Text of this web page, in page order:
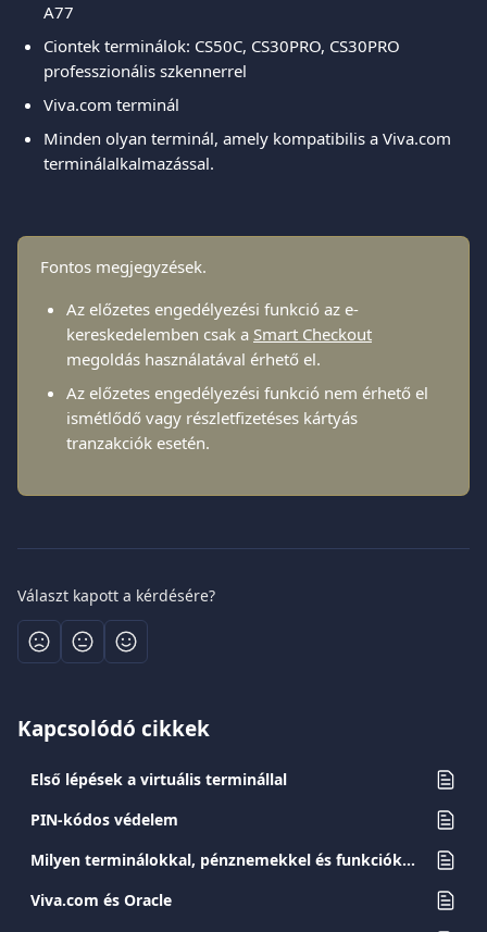
A77
Ciontek terminálok: CS50C, CS30PRO, CS30PRO
professzionális szkennerrel
Viva.com terminál
Minden olyan terminál, amely kompatibilis a Viva.com
terminálalkalmazással.
Fontos megjegyzések.
Az előzetes engedélyezési funkció az e-
kereskedelemben csak a Smart Checkout
megoldás használatával érhető el.
Az előzetes engedélyezési funkció nem érhető el
ismétlődő vagy részletfizetéses kártyás
tranzakciók esetén.
Választ kapott a kérdésére?
Kapcsolódó cikkek
Első lépések a virtuális terminállal
PIN-kódos védelem
Milyen terminálokkal, pénznemekkel és funkciókkal kompatibilis a dinamikus devizaváltás (DCC).
Viva.com és Oracle